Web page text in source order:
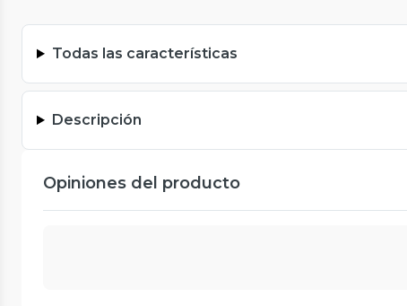
Todas las características
Descripción
Opiniones del producto